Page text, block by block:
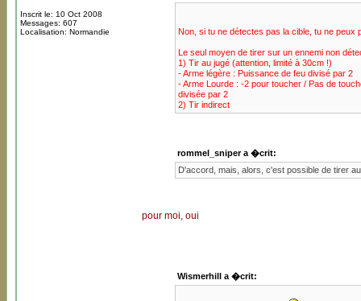
Inscrit le: 10 Oct 2008
Messages: 607
Localisation: Normandie
Non, si tu ne détectes pas la cible, tu ne peux
Le seul moyen de tirer sur un ennemi non
1) Tir au jugé (attention, limité à 30cm !)
- Arme légère : Puissance de feu divisé par 2
- Arme Lourde : -2 pour toucher / Pas de
divisée par 2
2) Tir indirect
rommel_sniper a �crit:
D'accord, mais, alors, c'est possible de tirer
pour moi, oui
Wismerhill a �crit: